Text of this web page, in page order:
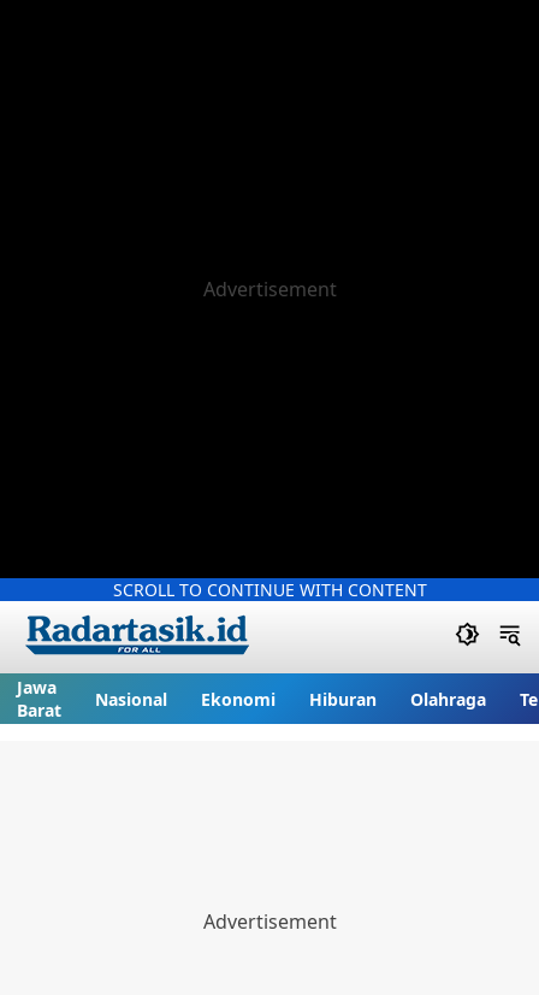
SCROLL TO CONTINUE WITH CONTENT
Jawa
Barat
Nasional Ekonomi Hiburan Olahraga